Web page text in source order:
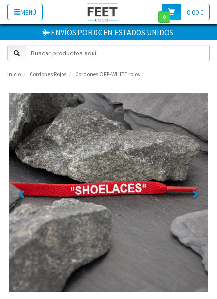
MENÚ 0.00 €
0
ENVÍOS POR 0€ EN ESTADOS UNIDOS
Inicio Cordones Rojos Cordones OFF-WHITE rojos
Previous Next